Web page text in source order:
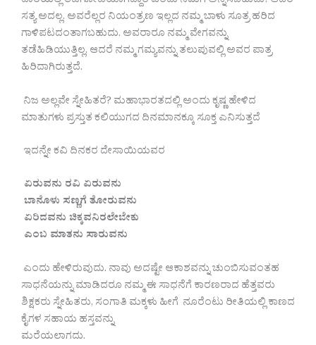
ಸತ್ಯ ಅದಲ್ಲ. ಅವರೆಲ್ಲರ ನಿಯಂತ್ರಣ ಇಲ್ಲದ ನಮ್ಮ ಬಾಳು ಸೂತ್ರ ಹರಿದ
ಗಾಳಿಪಟದಂತಾಗಬಹುದು. ಅವರಾರೂ ನಮ್ಮ ವೇಗವನ್ನು
ತಡೆಹಿಡಿಯುತ್ತಿಲ್ಲ, ಆದರೆ ನಮ್ಮ ಗಮ್ಯವನ್ನು ತಲುಪುವಲ್ಲಿ ಅವರ ಪಾತ್ರ
ಹಿರಿದಾಗಿರುತ್ತದೆ.
ನಿಜ ಅಲ್ಲವೇ ಸ್ನೇಹಿತರೆ? ಮಹಾಭಾರತದಲ್ಲಿ ಅಂದು ಕೃಷ್ಣ ಹೇಳಿದ
ಮಾತುಗಳು ಪ್ರಸ್ತುತ ಕಲಿಯುಗದ ದಿನಮಾನಕ್ಕೂ ಸೂಕ್ತ ಎನಿಸುತ್ತದೆ
ಇದನ್ನೇ ಕವಿ ದಿನಕರ ದೇಸಾಯಿಯವರ
ಏರುವನು ರವಿ ಏರುವನು
ಬಾನೊಳು ಸಣ್ಣಗೆ ತೋರುವನು
ಏರಿದವನು ಚಿಕ್ಕವನಿರಲೇಬೇಕು
ಎಂಬ ಮಾತನು ಸಾರುವನು
ಎಂದು ಹೇಳಿರುವುದು. ನಾವು ಅದಷ್ಟೇ ಆಕಾಶವನ್ನು ಚುಂಬಿಸುವಂತಹ
ಸಾಧನೆಯನ್ನು ಮಾಡಿದರೂ ನಮ್ಮ ಈ ಸಾಧನೆಗೆ ಕಾರಣರಾದ ಹೆತ್ತವರು
ಶಿಕ್ಷಕರು ಸ್ನೇಹಿತರು, ಸಂಗಾತಿ ಮಕ್ಕಳು ಹೀಗೆ ನೂರೆಂಟು ರೀತಿಯಲ್ಲಿ ಕಾಣದ
ಕೈಗಳ ಸಹಾಯ ಹಸ್ತವನ್ನು
ಮರೆಯಲಾಗದು.